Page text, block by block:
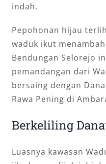
indah.
Pepohonan hijau
waduk ikut
Bendungan Selorejo
pemandangan dari
bersaing dengan
Rawa Pening di
Berkeliling
Luasnya kawasan